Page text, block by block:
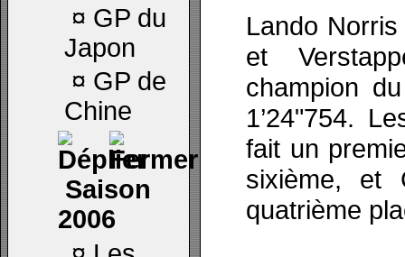
¤ GP du
Japon
¤ GP de
Chine
Saison
2006
Lando
et
champion
1’24"754.
fait un
sixième, et
quatrième